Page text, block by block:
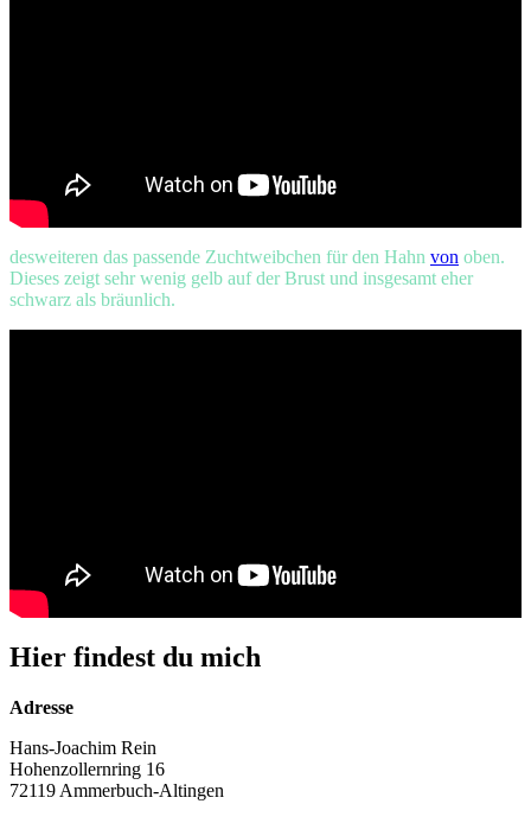
desweiteren das passende Zuchtweibchen für den Hahn von oben.
Dieses zeigt sehr wenig gelb auf der Brust und insgesamt eher
schwarz als bräunlich.
Hier findest du mich
Adresse
Hans-Joachim Rein
Hohenzollernring 16
72119 Ammerbuch-Altingen